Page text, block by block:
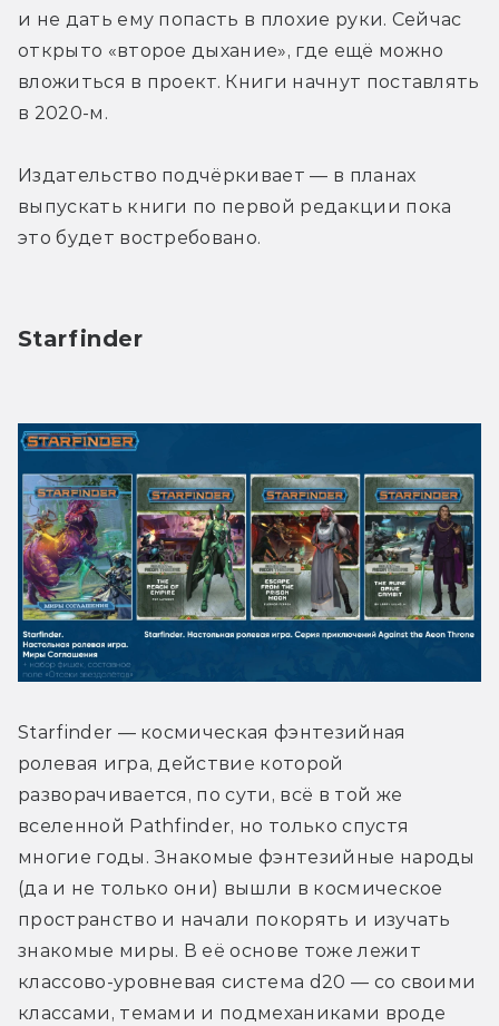
и не дать ему попасть в плохие руки. Сейчас
открыто «второе дыхание», где ещё можно
вложиться в проект. Книги начнут поставлять
в 2020-м.
Издательство подчёркивает — в планах
выпускать книги по первой редакции пока
это будет востребовано.
Starfinder
Starfinder — космическая фэнтезийная
ролевая игра, действие которой
разворачивается, по сути, всё в той же
вселенной Pathfinder, но только спустя
многие годы. Знакомые фэнтезийные народы
(да и не только они) вышли в космическое
пространство и начали покорять и изучать
знакомые миры. В её основе тоже лежит
классово-уровневая система d20 — со своими
классами, темами и подмеханиками вроде